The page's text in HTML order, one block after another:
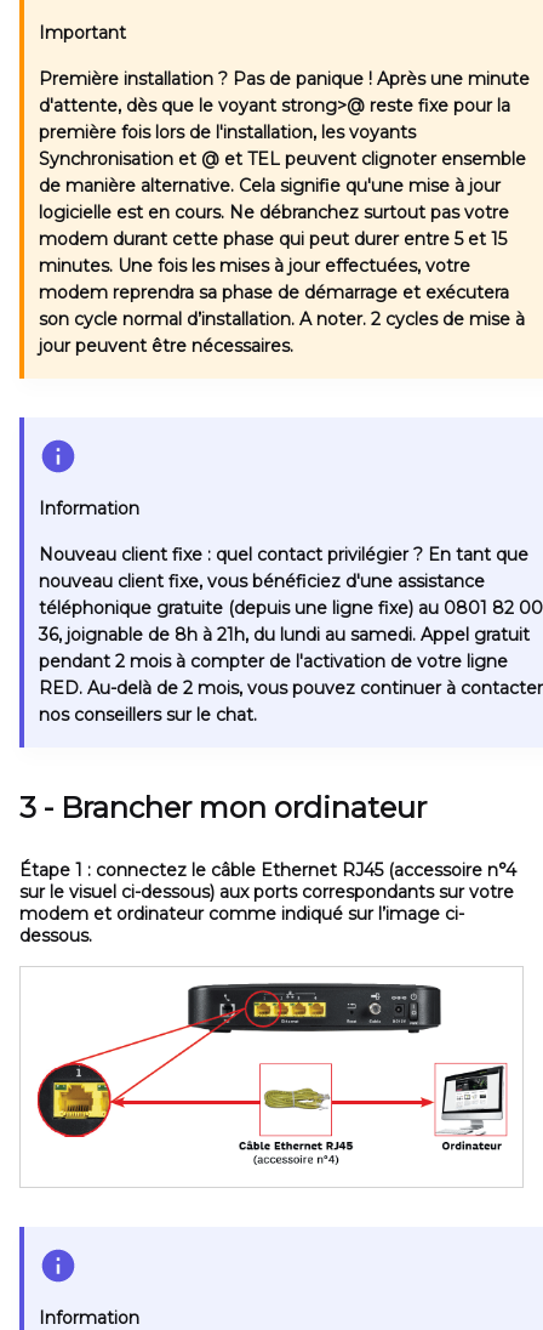
Important
Première installation ? Pas de panique ! Après une minute
d'attente, dès que le voyant strong>@ reste fixe pour la
première fois lors de l'installation, les voyants
Synchronisation et @ et TEL peuvent clignoter ensemble
de manière alternative. Cela signifie qu'une mise à jour
logicielle est en cours. Ne débranchez surtout pas votre
modem durant cette phase qui peut durer entre 5 et 15
minutes. Une fois les mises à jour effectuées, votre
modem reprendra sa phase de démarrage et exécutera
son cycle normal d’installation. A noter. 2 cycles de mise à
jour peuvent être nécessaires.
Information
Nouveau client fixe : quel contact privilégier ? En tant que
nouveau client fixe, vous bénéficiez d'une assistance
téléphonique gratuite (depuis une ligne fixe) au 0801 82 00
36, joignable de 8h à 21h, du lundi au samedi. Appel gratuit
pendant 2 mois à compter de l'activation de votre ligne
RED. Au-delà de 2 mois, vous pouvez continuer à contacter
nos conseillers sur le chat.
3 - Brancher mon ordinateur
Étape 1 : connectez le câble Ethernet RJ45 (accessoire n°4
sur le visuel ci-dessous) aux ports correspondants sur votre
modem et ordinateur comme indiqué sur l’image ci-
dessous.
Information